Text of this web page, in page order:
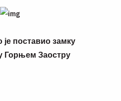
поставио замку
Горњем Заостру